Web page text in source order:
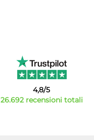
4,8/5
26.692 recensioni totali